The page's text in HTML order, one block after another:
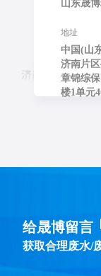
山东晟
地址
中国(山
济南片
章锦综
楼1单元
给晟博留言
获取合理废水/